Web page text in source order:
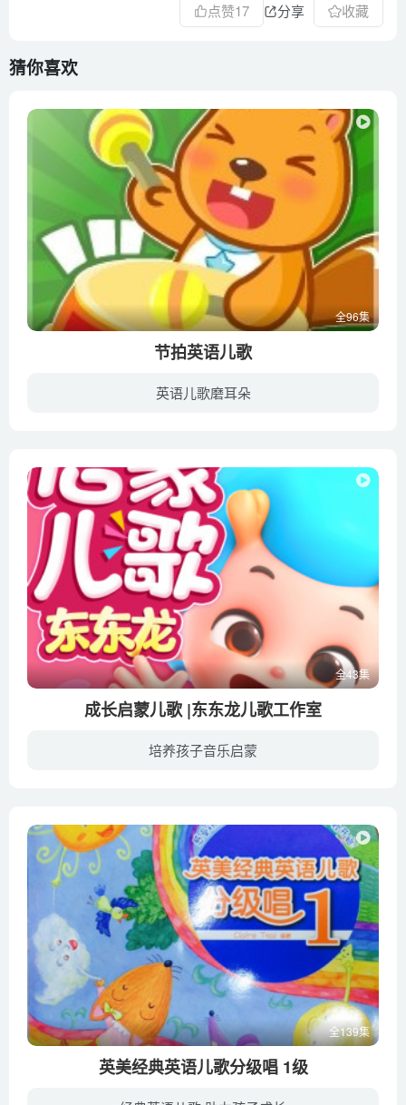
27 28Color Song1
29 30Hokey Pokey
30 32Happy Easter
点赞17 分享 收藏
猜你喜欢
全96集
节拍英语儿歌
英语儿歌磨耳朵
全43集
成长启蒙儿歌 |东东龙儿歌工作室
培养孩子音乐启蒙
全139集
英美经典英语儿歌分级唱 1级